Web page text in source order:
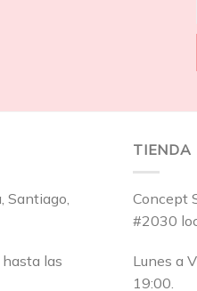
Santiago,
las
TIENDA
Concept
#2030
Lunes a
19:00.